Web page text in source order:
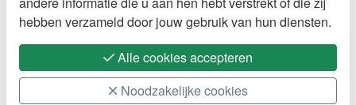
Facebook
hebben verzameld door jouw gebruik van hun diensten.
Alle cookies accepteren
Noodzakelijke cookies